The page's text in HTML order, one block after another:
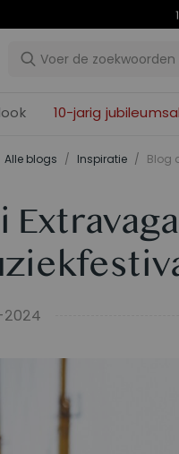
10-jarig
Alle blogs / Inspiratie / Blog